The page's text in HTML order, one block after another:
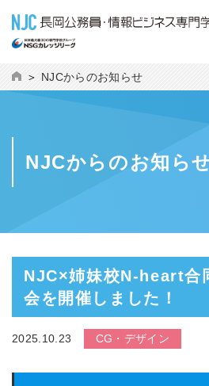
NJCからのお知らせ
NJCからのお知ら
NJC×姉妹校N-heart合
会を開催しました！
2025.10.23 CG・デザイン